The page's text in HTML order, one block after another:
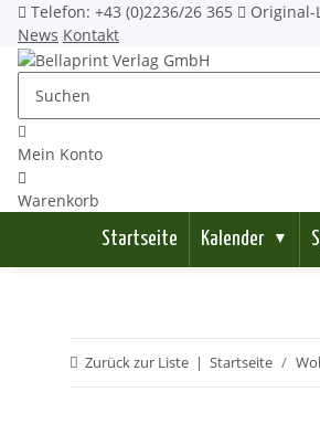
Telefon: +43 (0)2236/26 365
Original-
News Kontakt
Mein Konto
Warenkorb
Startseite
Kalender ▼
Zurück zur Liste Startseite